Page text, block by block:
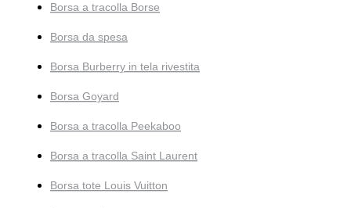
Borsa a tracolla Borse
Borsa da spesa
Borsa Burberry in tela rivestita
Borsa Goyard
Borsa a tracolla Peekaboo
Borsa a tracolla Saint Laurent
Borsa tote Louis Vuitton